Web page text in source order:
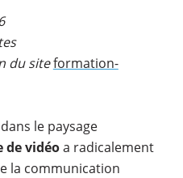
du siteformation-
le paysage
de vidéoa radicalement
la communication